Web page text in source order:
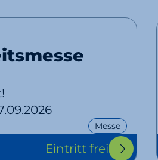
Messe
Eintritt frei